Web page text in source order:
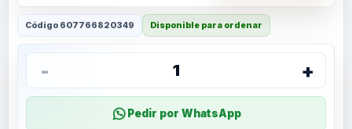
Código 607766820349 Disponible para ordenar
- 1 +
Pedir por WhatsApp